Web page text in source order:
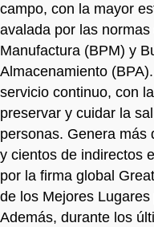
campo, con la mayor
avalada por las
Manufactura (BPM) y
Almacenamiento
servicio continuo, con
preservar y cuidar la
personas. Genera más
y cientos de indirectos
por la firma global
de los Mejores
Además, durante los